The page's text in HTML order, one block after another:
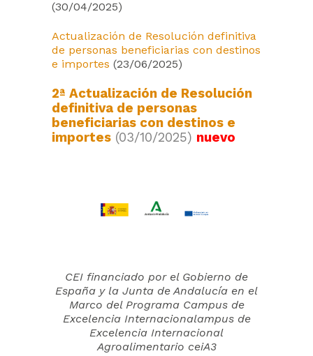
(30/04/2025)
Actualización de Resolución definitiva
de personas beneficiarias con destinos
e importes (23/06/2025)
2ª Actualización de Resolución
definitiva de personas
beneficiarias con destinos e
importes (03/10/2025) nuevo
CEI financiado por el Gobierno de
España y la Junta de Andalucía en el
Marco del Programa Campus de
Excelencia Internacionalampus de
Excelencia Internacional
Agroalimentario ceiA3